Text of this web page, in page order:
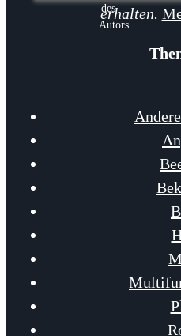
erhalten.